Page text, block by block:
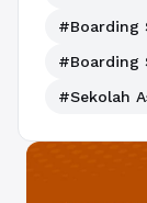
#Boarding
#Boarding
#Sekolah